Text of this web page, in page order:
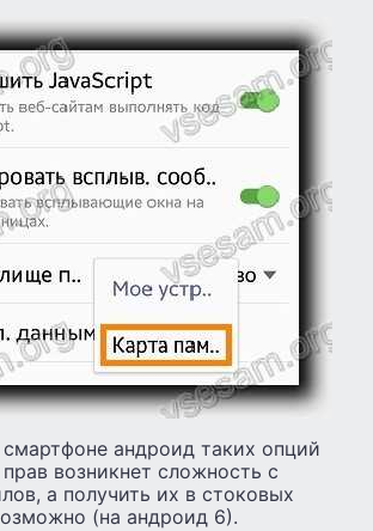
андроид таких опций
возникнет сложность с
а получить их в стоковых
(на андроид 6).